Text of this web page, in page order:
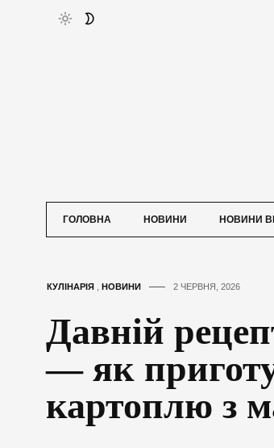
ГОЛОВНА НОВИНИ НОВИНИ
КУЛІНАРІЯ НОВИНИ 2 ЧЕРВНЯ, 2026
Давній
— як
картоплю з